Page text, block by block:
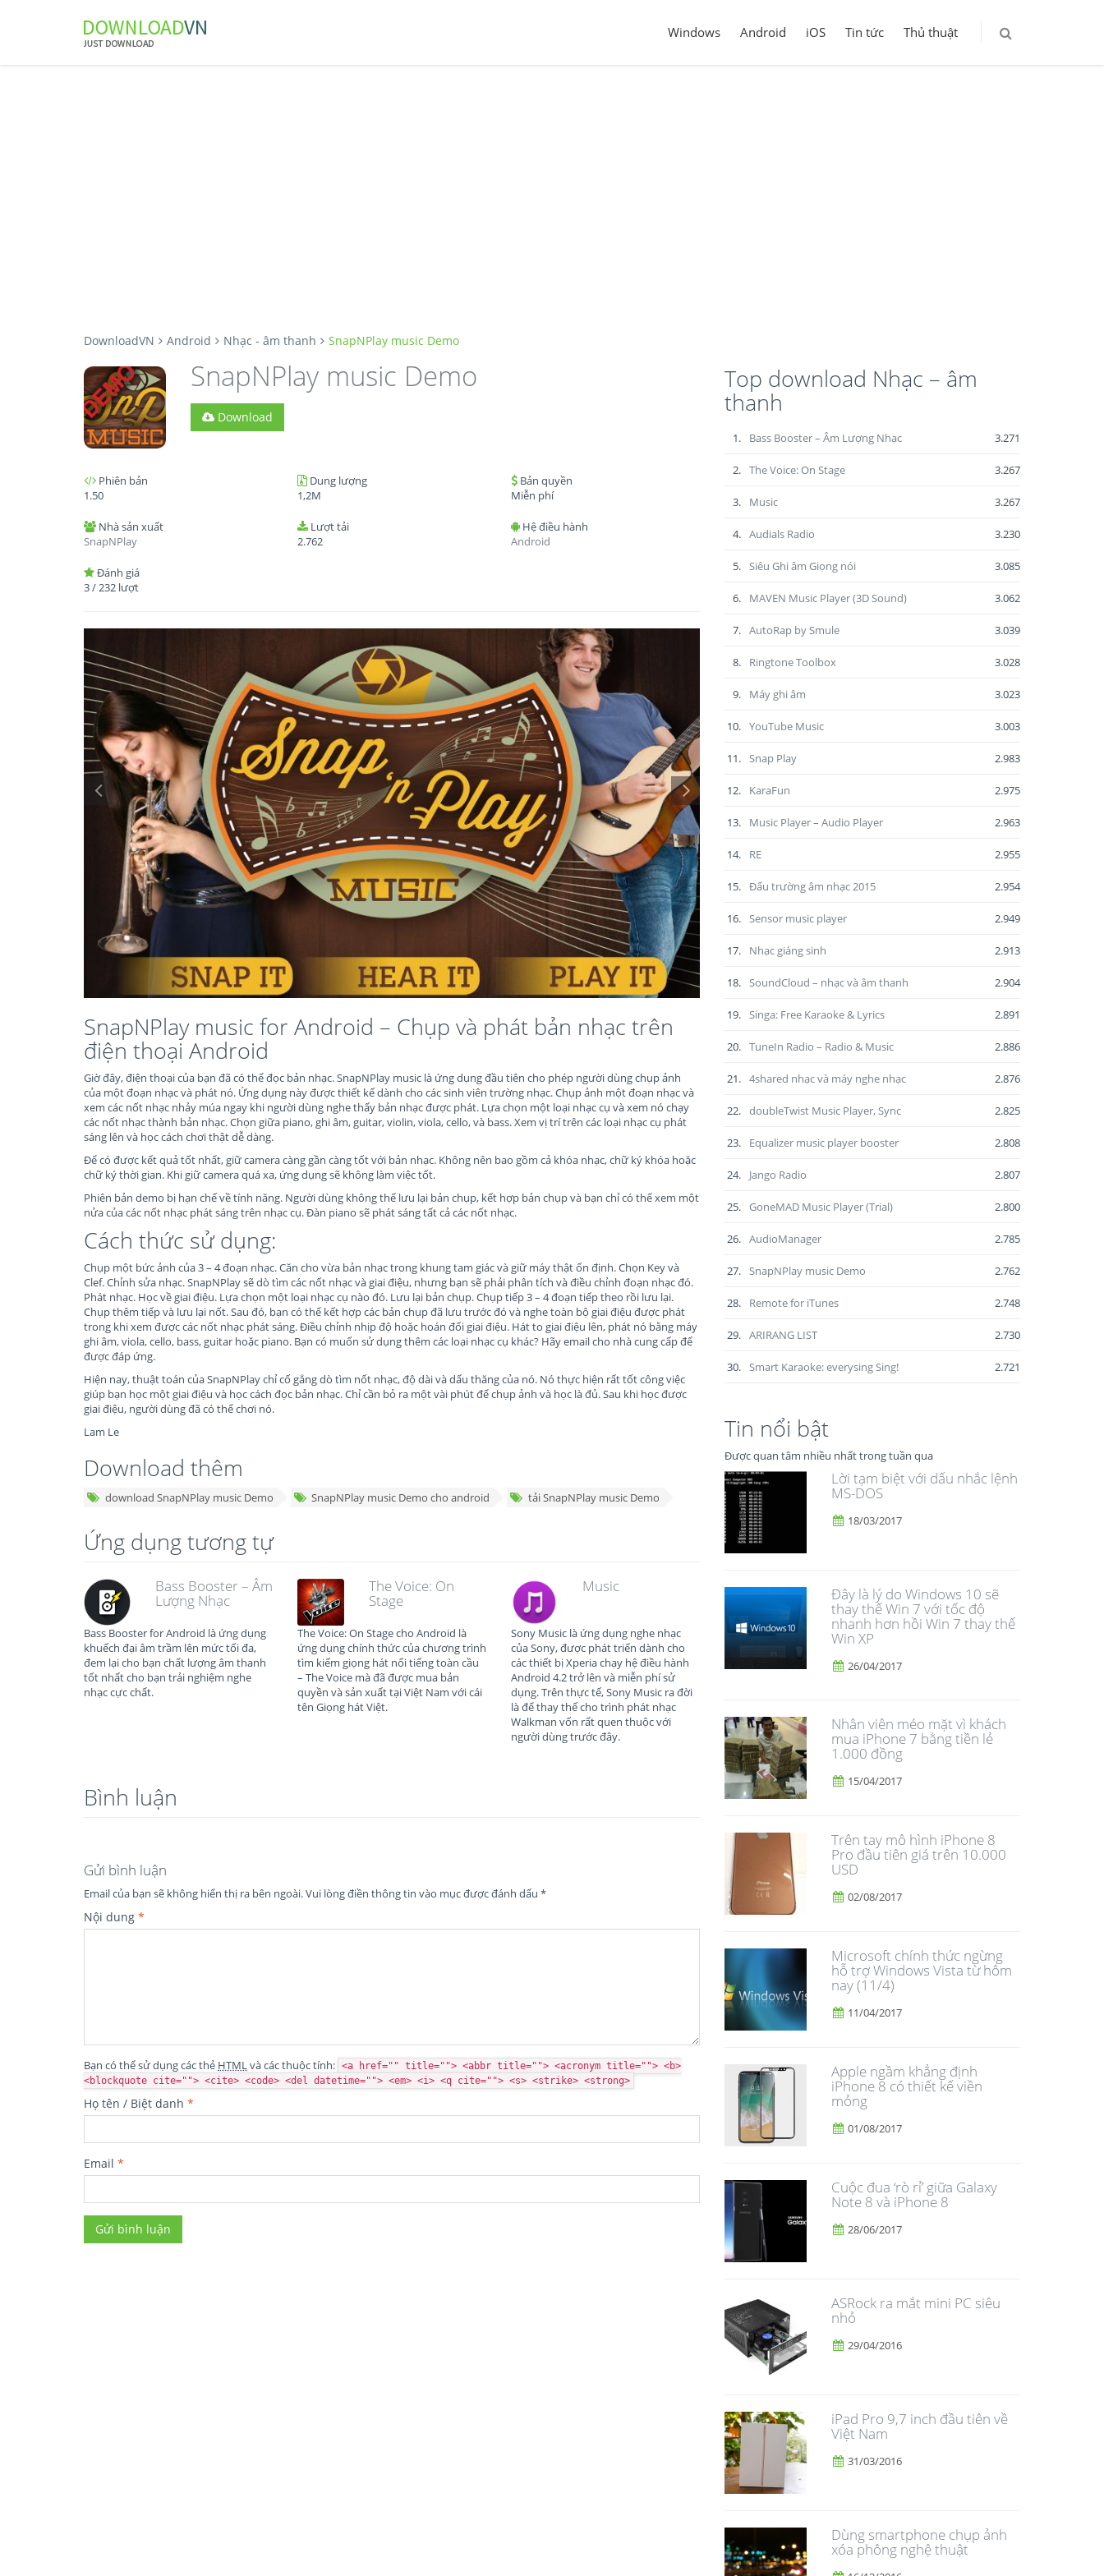
Windows Android iOS Tin tức Thủ thuật
DownloadVN Android Nhạc - âm thanh SnapNPlay music Demo
SnapNPlay music Demo
Download
Phiên bản
1.50
Dung lượng
1,2M
Bản quyền
Miễn phí
Nhà sản xuất
SnapNPlay
Lượt tải
2.762
Hệ điều hành
Android
Đánh giá
3/232 lượt
SnapNPlay music for Android – Chụp và phát bản nhạc trên
điện thoại Android
Giờ đây, điện thoại của bạn đã có thể đọc bản nhạc. SnapNPlay music là ứng dụng đầu tiên cho phép người dùng chụp ảnh
của một đoạn nhạc và phát nó. Ứng dụng này được thiết kế dành cho các sinh viên trường nhạc. Chụp ảnh một đoạn nhạc và
xem các nốt nhạc nhảy múa ngay khi người dùng nghe thấy bản nhạc được phát. Lựa chọn một loại nhạc cụ và xem nó chạy
các nốt nhạc thành bản nhạc. Chọn giữa piano, ghi âm, guitar, violin, viola, cello, và bass. Xem vị trí trên các loại nhạc cụ phát
sáng lên và học cách chơi thật dễ dàng.
Để có được kết quả tốt nhất, giữ camera càng gần càng tốt với bản nhạc. Không nên bao gồm cả khóa nhạc, chữ ký khóa hoặc
chữ ký thời gian. Khi giữ camera quá xa, ứng dụng sẽ không làm việc tốt.
Phiên bản demo bị hạn chế về tính năng. Người dùng không thể lưu lại bản chụp, kết hợp bản chụp và bạn chỉ có thể xem một
nửa của các nốt nhạc phát sáng trên nhạc cụ. Đàn piano sẽ phát sáng tất cả các nốt nhạc.
Cách thức sử dụng:
Chụp một bức ảnh của 3 – 4 đoạn nhạc. Căn cho vừa bản nhạc trong khung tam giác và giữ máy thật ổn định. Chọn Key và
Clef. Chỉnh sửa nhạc. SnapNPlay sẽ dò tìm các nốt nhạc và giai điệu, nhưng bạn sẽ phải phân tích và điều chỉnh đoạn nhạc đó.
Phát nhạc. Học về giai điệu. Lựa chọn một loại nhạc cụ nào đó. Lưu lại bản chụp. Chụp tiếp 3 – 4 đoạn tiếp theo rồi lưu lại.
Chụp thêm tiếp và lưu lại nốt. Sau đó, bạn có thể kết hợp các bản chụp đã lưu trước đó và nghe toàn bộ giai điệu được phát
trong khi xem được các nốt nhạc phát sáng. Điều chỉnh nhịp độ hoặc hoán đổi giai điệu. Hát to giai điệu lên, phát nó bằng máy
ghi âm, viola, cello, bass, guitar hoặc piano. Bạn có muốn sử dụng thêm các loại nhạc cụ khác? Hãy email cho nhà cung cấp để
được đáp ứng.
Hiện nay, thuật toán của SnapNPlay chỉ cố gắng dò tìm nốt nhạc, độ dài và dấu thăng của nó. Nó thực hiện rất tốt công việc
giúp bạn học một giai điệu và học cách đọc bản nhạc. Chỉ cần bỏ ra một vài phút để chụp ảnh và học là đủ. Sau khi học được
giai điệu, người dùng đã có thể chơi nó.
Lam Le
Download thêm
download SnapNPlay music Demo SnapNPlay music Demo cho android tải SnapNPlay music Demo
Ứng dụng tương tự
Bass Booster – Âm
Lượng Nhạc
Bass Booster for Android là ứng dụng
khuếch đại âm trầm lên mức tối đa,
đem lại cho bạn chất lượng âm thanh
tốt nhất cho bạn trải nghiệm nghe
nhạc cực chất.
The Voice: On
Stage
The Voice: On Stage cho Android là
ứng dụng chính thức của chương trình
tìm kiếm giọng hát nổi tiếng toàn cầu
– The Voice mà đã được mua bản
quyền và sản xuất tại Việt Nam với cái
tên Giọng hát Việt.
Music
Sony Music là ứng dụng nghe nhạc
của Sony, được phát triển dành cho
các thiết bị Xperia chạy hệ điều hành
Android 4.2 trở lên và miễn phí sử
dụng. Trên thực tế, Sony Music ra đời
là để thay thế cho trình phát nhạc
Walkman vốn rất quen thuộc với
người dùng trước đây.
Bình luận
Gửi bình luận
Email của bạn sẽ không hiển thị ra bên ngoài.Vui lòng điền thông tin vào mục được đánh dấu *
Nội dung *
Bạn có thể sử dụng các thẻ HTMLvà các thuộc tính: <a href="" title=""> <abbr title=""> <acronym title=""> <b>
<blockquote cite=""> <cite> <code> <del datetime=""> <em> <i> <q cite=""> <s> <strike> <strong>
Họ tên / Biệt danh *
Email *
Top download Nhạc – âm
thanh
1. Bass Booster – Âm Lượng Nhạc 3.271
2. The Voice: On Stage 3.267
3. Music 3.267
4. Audials Radio 3.230
5. Siêu Ghi âm Giọng nói 3.085
6. MAVEN Music Player (3D Sound) 3.062
7. AutoRap by Smule 3.039
8. Ringtone Toolbox 3.028
9. Máy ghi âm 3.023
10. YouTube Music 3.003
11. Snap Play 2.983
12. KaraFun 2.975
13. Music Player – Audio Player 2.963
14. RE 2.955
15. Đấu trường âm nhạc 2015 2.954
16. Sensor music player 2.949
17. Nhạc giáng sinh 2.913
18. SoundCloud – nhạc và âm thanh 2.904
19. Singa: Free Karaoke & Lyrics 2.891
20. TuneIn Radio – Radio & Music 2.886
21. 4shared nhạc và máy nghe nhạc 2.876
22. doubleTwist Music Player, Sync 2.825
23. Equalizer music player booster 2.808
24. Jango Radio 2.807
25. GoneMAD Music Player (Trial) 2.800
26. AudioManager 2.785
27. SnapNPlay music Demo 2.762
28. Remote for iTunes 2.748
29. ARIRANG LIST 2.730
30. Smart Karaoke: everysing Sing! 2.721
Tin nổi bật
Được quan tâm nhiều nhất trong tuần qua
Lời tạm biệt với dấu nhắc lệnh
MS-DOS
18/03/2017
Đây là lý do Windows 10 sẽ
thay thế Win 7 với tốc độ
nhanh hơn hồi Win 7 thay thế
Win XP
26/04/2017
Nhân viên méo mặt vì khách
mua iPhone 7 bằng tiền lẻ
1.000 đồng
15/04/2017
Trên tay mô hình iPhone 8
Pro đầu tiên giá trên 10.000
USD
02/08/2017
Microsoft chính thức ngừng
hỗ trợ Windows Vista từ hôm
nay (11/4)
11/04/2017
Apple ngầm khẳng định
iPhone 8 có thiết kế viền
mỏng
01/08/2017
​Cuộc đua ‘rò rỉ’ giữa Galaxy
Note 8 và iPhone 8
28/06/2017
ASRock ra mắt mini PC siêu
nhỏ
29/04/2016
iPad Pro 9,7 inch đầu tiên về
Việt Nam
31/03/2016
Dùng smartphone chụp ảnh
xóa phông nghệ thuật